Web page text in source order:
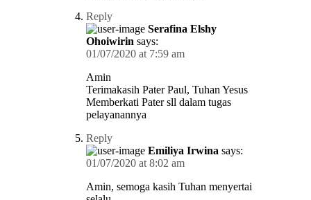
Reply
Serafina Elshy
Ohoiwirin says:
01/07/2020 at 7:59 am
Amin
Terimakasih Pater Paul, Tuhan Yesus
Memberkati Pater sll dalam tugas
pelayanannya
Reply
Emiliya Irwina says:
01/07/2020 at 8:02 am
Amin, semoga kasih Tuhan menyertai